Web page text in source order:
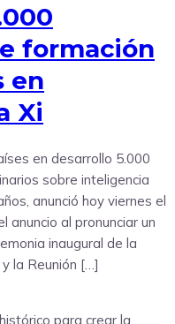
formación
en
Xi
en desarrollo 5.000
sobre inteligencia
anunció hoy viernes el
anuncio al pronunciar un
inaugural de la
la Reunión […]